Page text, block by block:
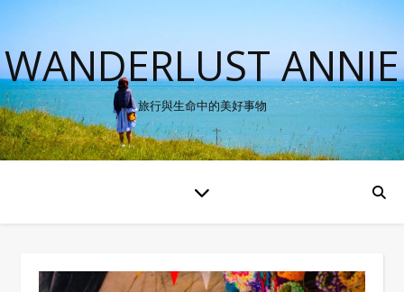
WANDERLUST ANNIE
旅行與生命中的美好事物